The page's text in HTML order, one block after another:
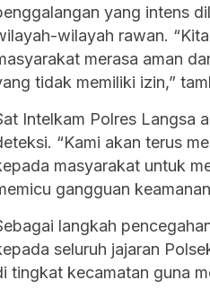
yang intens
wilayah rawan.
merasa aman
tidak memiliki izin,”
Intelkam Polres Langsa
“Kami akan terus
masyarakat untuk
gangguan
langkah
seluruh jajaran
tingkat kecamatan guna